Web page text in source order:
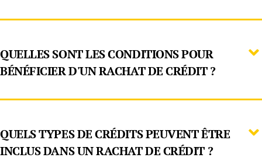
QUELLES SONT LES CONDITIONS POUR
BÉNÉFICIER D'UN RACHAT DE CRÉDIT ?
QUELS TYPES DE CRÉDITS PEUVENT ÊTRE
INCLUS DANS UN RACHAT DE CRÉDIT ?